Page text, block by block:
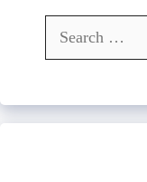
Search
for: